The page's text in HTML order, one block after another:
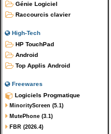
Génie Logiciel
Raccourcis clavier
High-Tech
HP TouchPad
Android
Top Applis Android
Freewares
Logiciels Progmatique
MinorityScreen (5.1)
MutePhone (3.1)
FBR (2026.4)